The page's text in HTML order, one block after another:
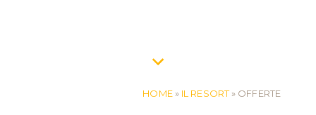
HOME» IL RESORT» OFFERTE